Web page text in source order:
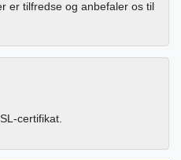
er tilfredse og anbefaler os til
certifikat.